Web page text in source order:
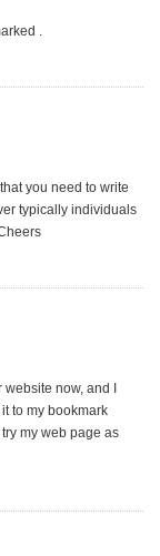
.
you need to write
typically individuals
now, and I
to my bookmark
my web page as